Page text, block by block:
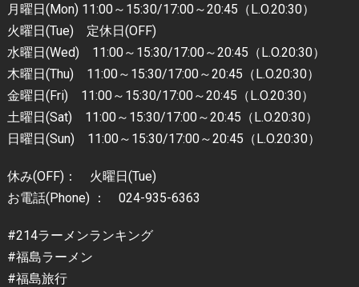
月曜日(Mon) 11:00～15:30/17:00～20:45（L.O.20:30）
火曜日(Tue) 定休日(OFF)
水曜日(Wed) 11:00～15:30/17:00～20:45（L.O.20:30）
木曜日(Thu) 11:00～15:30/17:00～20:45（L.O.20:30）
金曜日(Fri) 11:00～15:30/17:00～20:45（L.O.20:30）
土曜日(Sat) 11:00～15:30/17:00～20:45（L.O.20:30）
日曜日(Sun) 11:00～15:30/17:00～20:45（L.O.20:30）
休み(OFF)： 火曜日(Tue)
お電話(Phone) ： 024-935-6363
#214ラーメンランキング
#福島ラーメン
#福島旅行